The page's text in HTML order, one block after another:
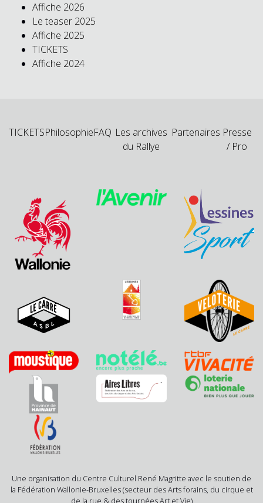
Affiche 2026
Le teaser 2025
Affiche 2025
TICKETS
Affiche 2024
TICKETSPhilosophieFAQ Les archives
du Rallye
Partenaires Presse
/ Pro
Une organisation du Centre Culturel René Magritte avec le soutien de
la Fédération Wallonie-Bruxelles (secteur des Arts forains, du cirque et
de la rue & des tournées Art et Vie)